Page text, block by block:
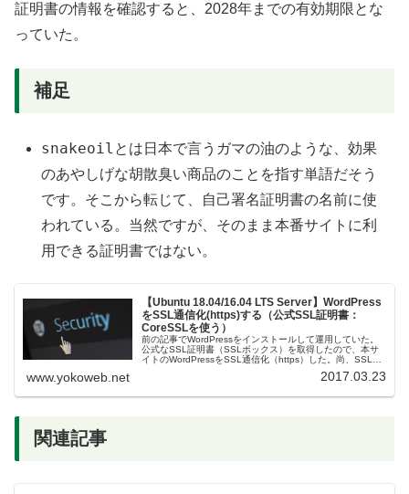
証明書の情報を確認すると、2028年までの有効期限とな
っていた。
補足
snakeoil とは日本で言うガマの油のような、効果
のあやしげな胡散臭い商品のことを指す単語だそう
です。そこから転じて、自己署名証明書の名前に使
われている。当然ですが、そのまま本番サイトに利
用できる証明書ではない。
【Ubuntu 18.04/16.04 LTS Server】WordPress
をSSL通信化(https)する（公式SSL証明書：
CoreSSLを使う）
前の記事でWordPressをインストールして運用していた。
公式なSSL証明書（SSLボックス）を取得したので、本サ
イトのWordPressをSSL通信化（https）した。尚、SSL証
www.yokoweb.net 2017.03.23
関連記事